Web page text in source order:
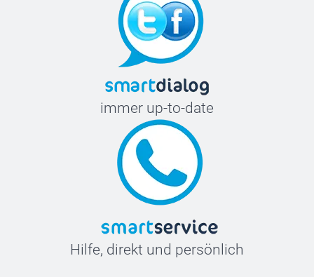
immer up-to-date
Hilfe, direkt und persönlich